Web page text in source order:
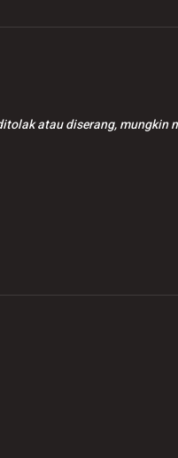
atau diserang, mungkin